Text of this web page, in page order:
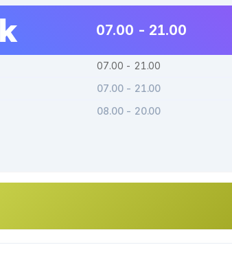
07.00 - 21.00
07.00 - 21.00
07.00 - 21.00
08.00 - 20.00